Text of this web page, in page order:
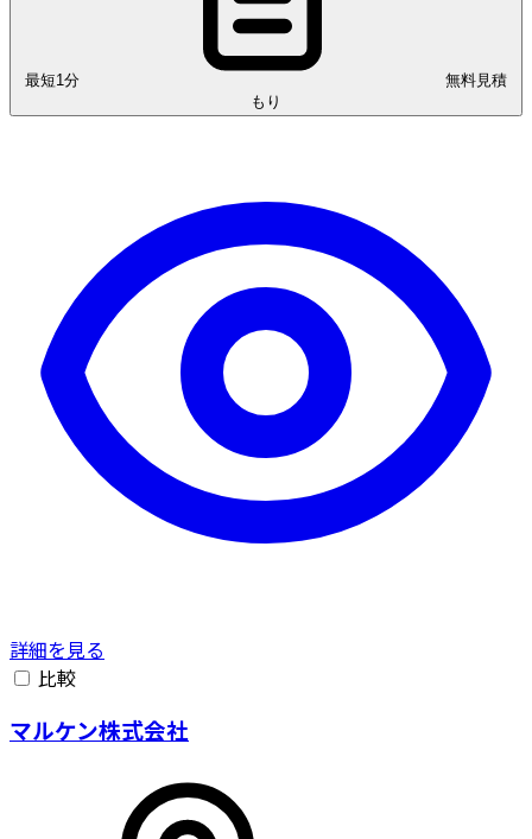
最短1分
もり
詳細を見る
比較
マルケン株式会社